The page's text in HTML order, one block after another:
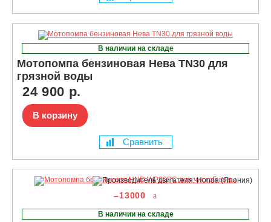
В наличии на складе
Мотопомпа бензиновая Нева TN30 для
грязной воды
24 900 р.
В корзину
Сравнить
–13000
В наличии на складе